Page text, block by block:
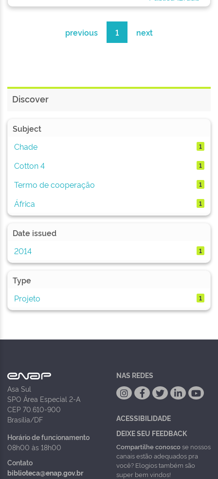
previous 1 next
Discover
Subject
Chade
1
Cotton 4 1
Termo de cooperação 1
África 1
Date issued
2014
1
Type
Projeto
1
Asa Sul
SPO Área Especial 2-A
CEP 70.610-900
Brasília/DF
Horário de funcionamento
08h00 às 18h00
Contato
biblioteca@enap.gov.br
NAS REDES
ACESSIBILIDADE
DEIXE SEU FEEDBACK
Compartilhe conoscose nossos
canais estão adequados pra
você? Elogios também são
super bem vindos!